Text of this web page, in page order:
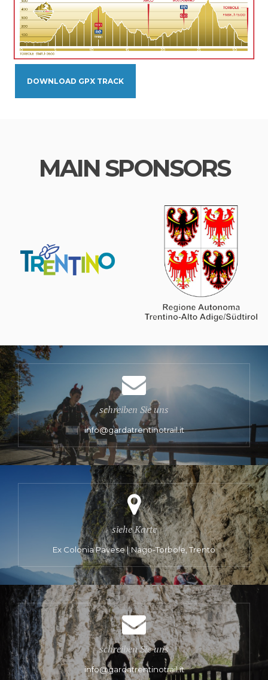
DOWNLOAD GPX TRACK
MAIN SPONSORS
schreiben Sie uns
info@gardatrentinotrail.it
siehe Karte
Ex Colonia Pavese | Nago-Torbole, Trento
schreiben Sie uns
info@gardatrentinotrail.it